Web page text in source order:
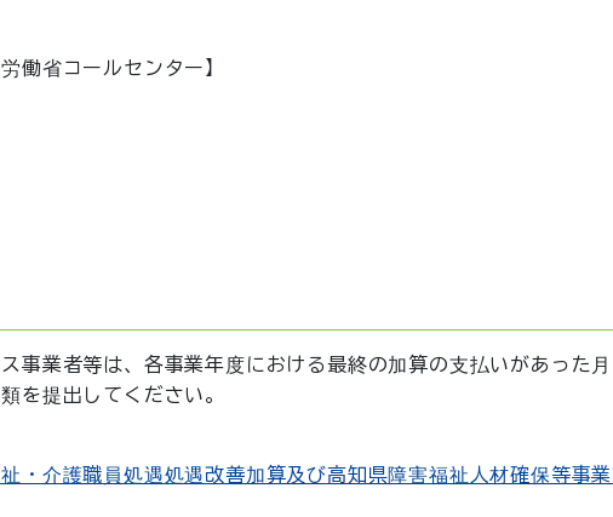
働省コールセンター】
事業者等は、各事業年度における最終の加算の支払いがあった
を提出してください。
・介護職員処遇処遇改善加算及び高知県障害福祉人材確保等事